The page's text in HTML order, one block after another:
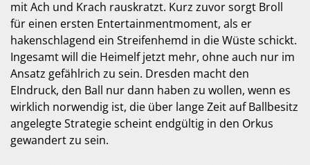
mit Ach und Krach rauskratzt. Kurz zuvor sorgt Broll
für einen ersten Entertainmentmoment, als er
hakenschlagend ein Streifenhemd in die Wüste schickt.
Ingesamt will die Heimelf jetzt mehr, ohne auch nur im
Ansatz gefählrich zu sein. Dresden macht den
EIndruck, den Ball nur dann haben zu wollen, wenn es
wirklich norwendig ist, die über lange Zeit auf Ballbesitz
angelegte Strategie scheint endgültig in den Orkus
gewandert zu sein.